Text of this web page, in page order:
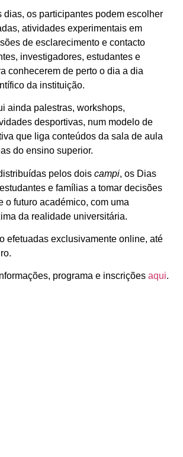
dias, os participantes podem escolher
atividades experimentais em
de esclarecimento e contacto
investigadores, estudantes e
conhecerem de perto o dia a dia
da instituição.
ainda palestras, workshops,
desportivas, num modelo de
que liga conteúdos da sala de aula
do ensino superior.
pelos doiscampi, os Dias
e famílias a tomar decisões
o futuro académico, com uma
da realidade universitária.
efetuadasexclusivamente online, até
.
programae inscriçõesaqui.